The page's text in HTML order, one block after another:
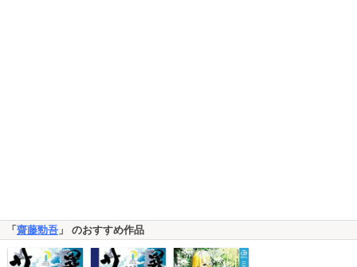
「 齋藤勁吾 」 のおすすめ作品